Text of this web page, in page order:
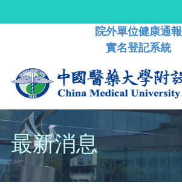
院外單位健康通報
實名登記系統
最新消息